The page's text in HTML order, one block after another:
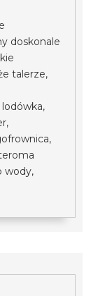
doskonale
talerze,
wody,